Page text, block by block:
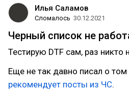
Илья Саламов
Сломалось 30.12.2021
Черный список не
Тестирую DTF сам, раз никто
Еще не так давно писал о том
рекомендует посты из ЧС.